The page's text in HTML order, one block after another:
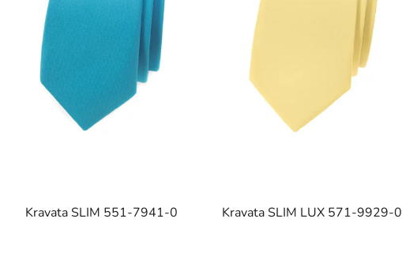
Kravata SLIM 551-7941-0 Kravata SLIM LUX 571-9929-0